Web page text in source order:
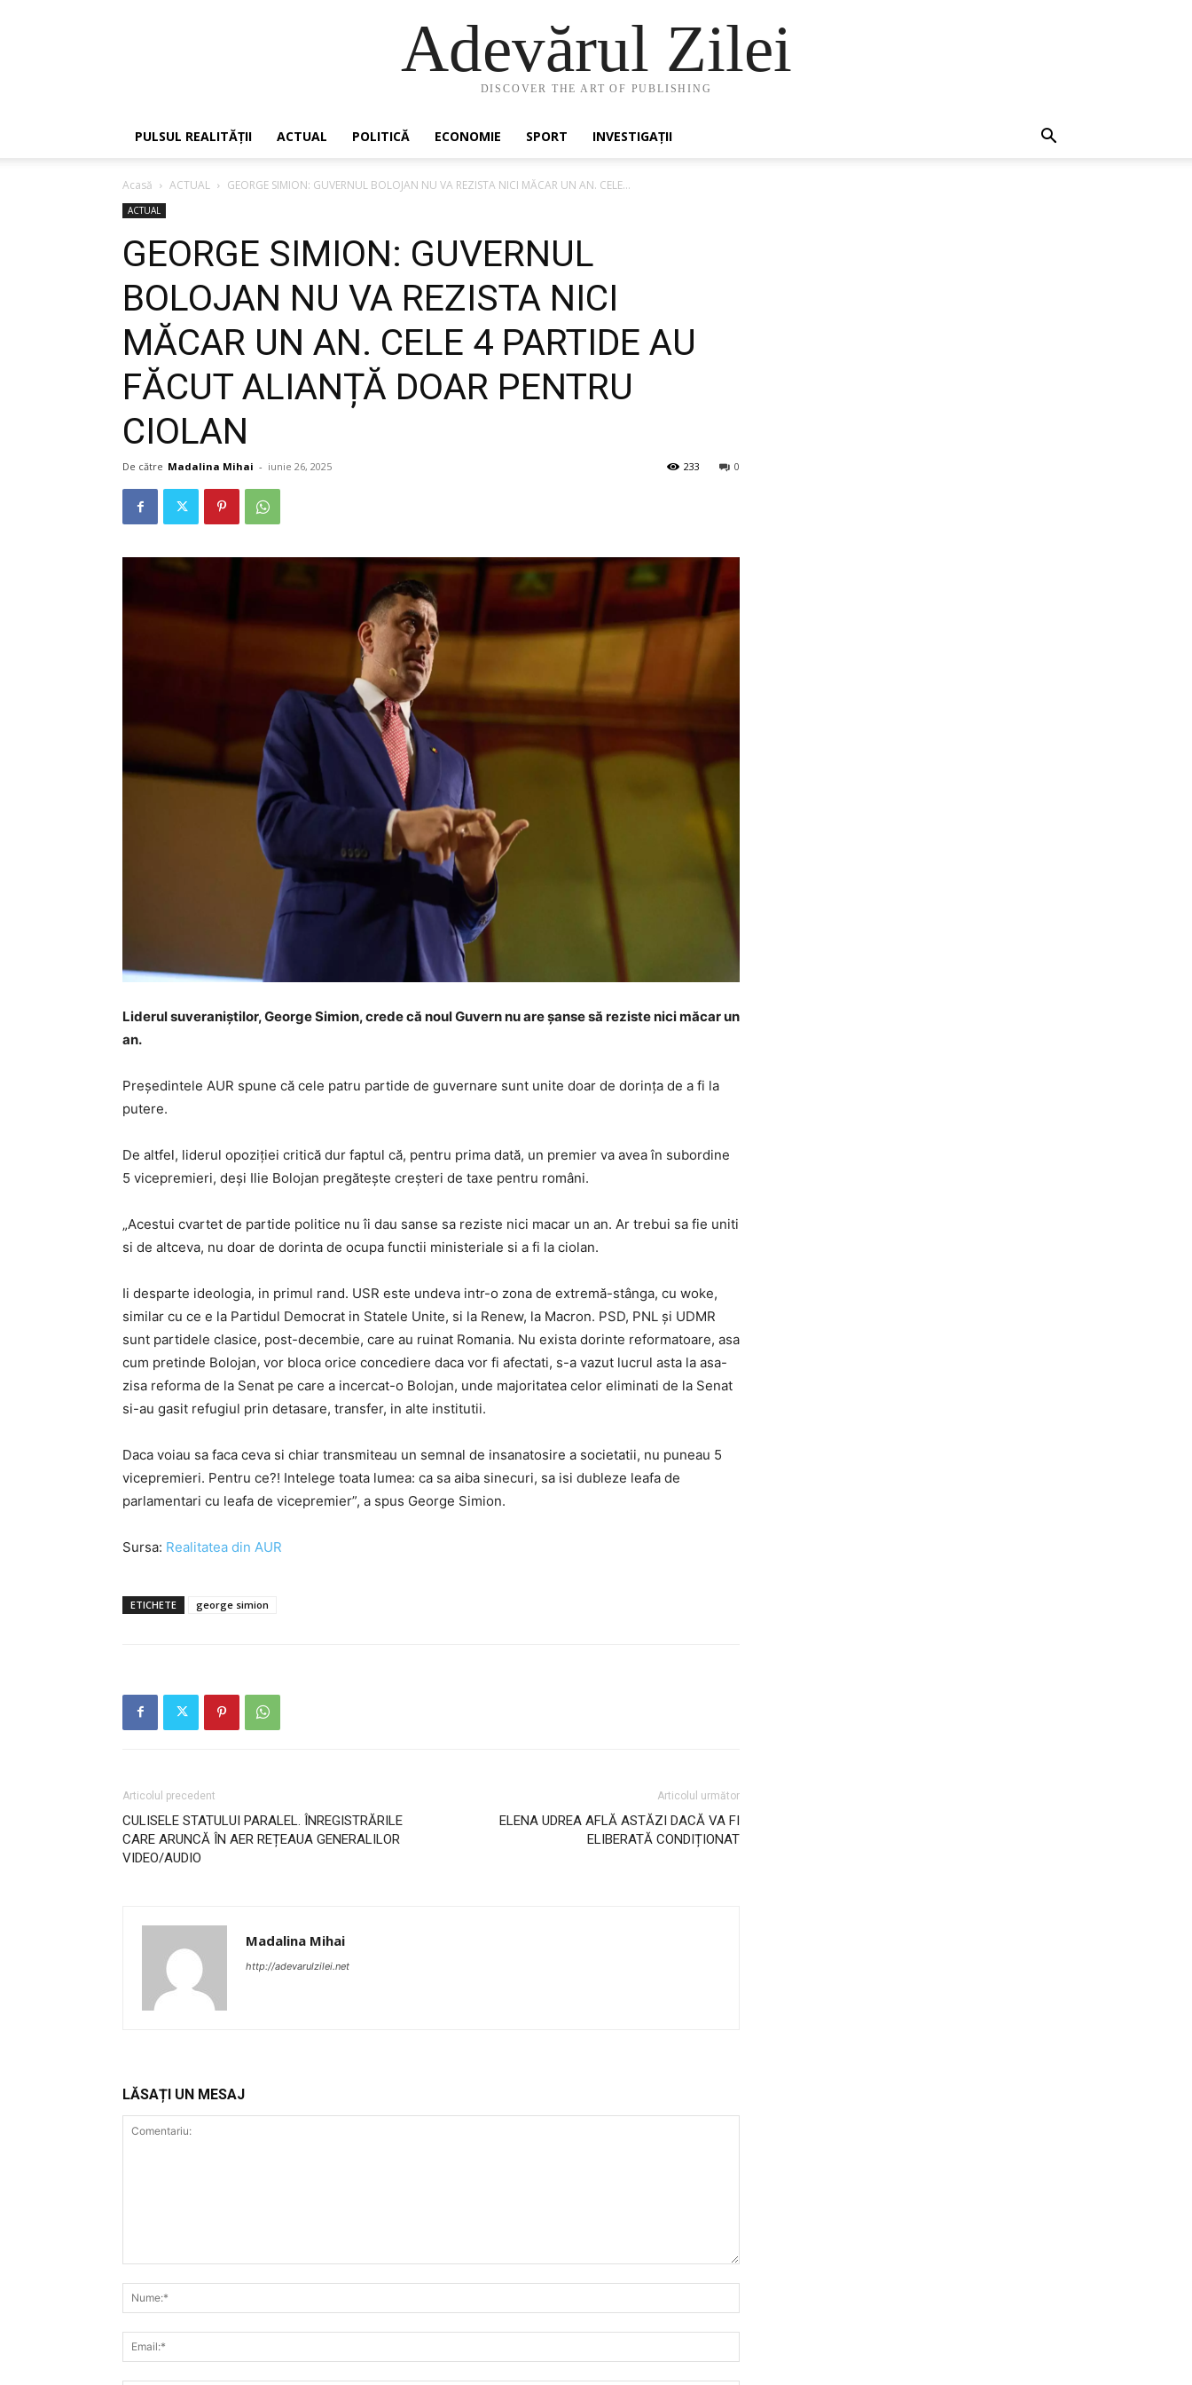
Adevărul Zilei
DISCOVER THE ART OF PUBLISHING
PULSUL REALITĂȚII ACTUAL POLITICĂ ECONOMIE SPORT INVESTIGAȚII
Acasă ACTUAL GEORGE SIMION: GUVERNUL BOLOJAN NU VA REZISTA NICI MĂCAR UN AN. CELE...
ACTUAL
GEORGE SIMION: GUVERNUL
BOLOJAN NU VA REZISTA NICI
MĂCAR UN AN. CELE 4 PARTIDE AU
FĂCUT ALIANȚĂ DOAR PENTRU
CIOLAN
De către Madalina Mihai - iunie 26, 2025 0
233
Liderul suveraniștilor, George Simion, crede că noul Guvern nu are șanse să reziste nici măcar un
an.
Președintele AUR spune că cele patru partide de guvernare sunt unite doar de dorința de a fi la
putere.
De altfel, liderul opoziției critică dur faptul că, pentru prima dată, un premier va avea în subordine
5 vicepremieri, deși Ilie Bolojan pregătește creșteri de taxe pentru români.
„Acestui cvartet de partide politice nu îi dau sanse sa reziste nici macar un an. Ar trebui sa fie uniti
si de altceva, nu doar de dorinta de ocupa functii ministeriale si a fi la ciolan.
Ii desparte ideologia, in primul rand. USR este undeva intr-o zona de extremă-stânga, cu woke,
similar cu ce e la Partidul Democrat in Statele Unite, si la Renew, la Macron. PSD, PNL și UDMR
sunt partidele clasice, post-decembie, care au ruinat Romania. Nu exista dorinte reformatoare, asa
cum pretinde Bolojan, vor bloca orice concediere daca vor fi afectati, s-a vazut lucrul asta la asa-
zisa reforma de la Senat pe care a incercat-o Bolojan, unde majoritatea celor eliminati de la Senat
si-au gasit refugiul prin detasare, transfer, in alte institutii.
Daca voiau sa faca ceva si chiar transmiteau un semnal de insanatosire a societatii, nu puneau 5
vicepremieri. Pentru ce?! Intelege toata lumea: ca sa aiba sinecuri, sa isi dubleze leafa de
parlamentari cu leafa de vicepremier”, a spus George Simion.
Sursa: Realitatea din AUR
ETICHETE george simion
Articolul precedent
CULISELE STATULUI PARALEL. ÎNREGISTRĂRILE
CARE ARUNCĂ ÎN AER REȚEAUA GENERALILOR
VIDEO/AUDIO
Articolul următor
ELENA UDREA AFLĂ ASTĂZI DACĂ VA FI
ELIBERATĂ CONDIȚIONAT
Madalina Mihai
http://adevarulzilei.net
LĂSAȚI UN MESAJ